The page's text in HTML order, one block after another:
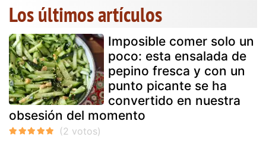
Los últimos artículos
Imposible comer solo un
poco: esta ensalada de
pepino fresca y con un
punto picante se ha
convertido en nuestra
obsesión del momento